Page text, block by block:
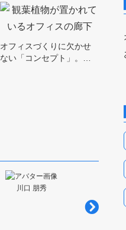
オフィスづくりに欠かせ
ない「コンセプト」。…
川口 朋秀